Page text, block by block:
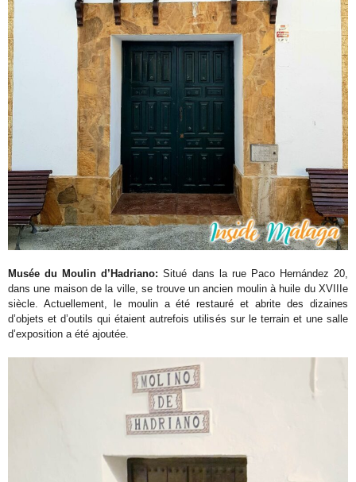
Musée du Moulin d’Hadriano: Situé dans la rue Paco Hernández 20,
dans une maison de la ville, se trouve un ancien moulin à huile du XVIIIe
siècle. Actuellement, le moulin a été restauré et abrite des dizaines
d’objets et d’outils qui étaient autrefois utilisés sur le terrain et une salle
d’exposition a été ajoutée.